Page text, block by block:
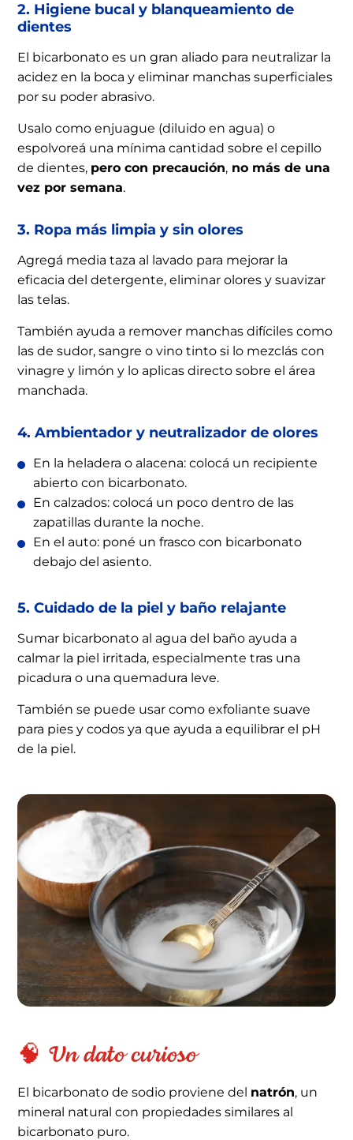
2. Higiene bucal y blanqueamiento de
dientes
El bicarbonato es un gran aliado para neutralizar la
acidez en la boca y eliminar manchas superficiales
por su poder abrasivo.
Usalo como enjuague (diluido en agua) o
espolvoreá una mínima cantidad sobre el cepillo
de dientes, pero con precaución, no más de una
vez por semana.
3. Ropa más limpia y sin olores
Agregá media taza al lavado para mejorar la
eficacia del detergente, eliminar olores y suavizar
las telas.
También ayuda a remover manchas difíciles como
las de sudor, sangre o vino tinto si lo mezclás con
vinagre y limón y lo aplicas directo sobre el área
manchada.
4. Ambientador y neutralizador de olores
En la heladera o alacena: colocá un recipiente
abierto con bicarbonato.
En calzados: colocá un poco dentro de las
zapatillas durante la noche.
En el auto: poné un frasco con bicarbonato
debajo del asiento.
5. Cuidado de la piel y baño relajante
Sumar bicarbonato al agua del baño ayuda a
calmar la piel irritada, especialmente tras una
picadura o una quemadura leve.
También se puede usar como exfoliante suave
para pies y codos ya que ayuda a equilibrar el pH
de la piel.
🧠 Un dato curioso
El bicarbonato de sodio proviene del natrón, un
mineral natural con propiedades similares al
bicarbonato puro.